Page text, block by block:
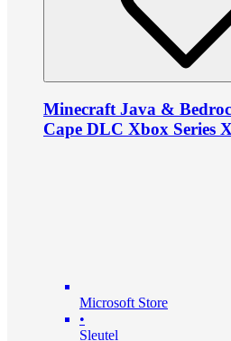
Minecraft Java &
Cape DLC Xbox Series
Microsoft Store
•
Sleutel